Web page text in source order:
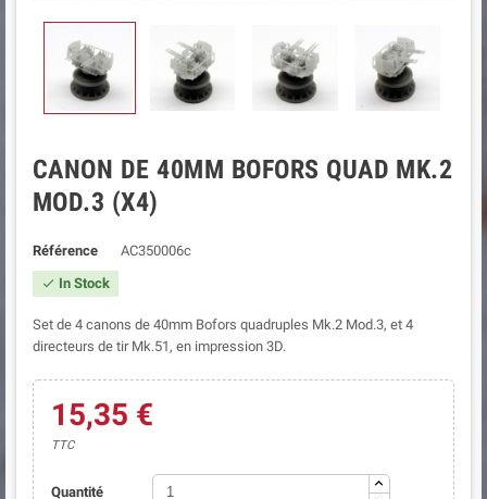
CANON DE 40MM BOFORS QUAD MK.2
MOD.3 (X4)
Référence AC350006c
 In Stock
Set de 4 canons de 40mm Bofors quadruples Mk.2 Mod.3, et 4
directeurs de tir Mk.51, en impression 3D.
15,35 €
TTC
Quantité